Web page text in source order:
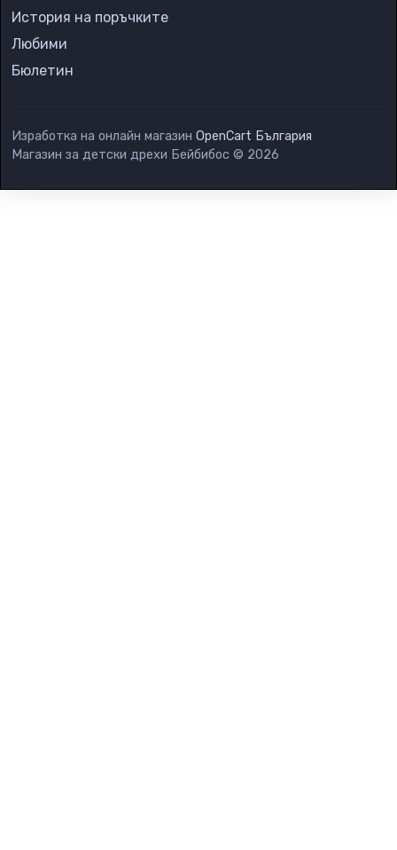
История на поръчките
Любими
Бюлетин
Изработка на онлайн магазин OpenCart България
Магазин за детски дрехи Бейбибос © 2026